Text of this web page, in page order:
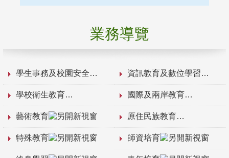
業務導覽
學生事務及校園安全 資訊教育及數位學習
學校衛生教育 國際及兩岸教育
藝術教育 原住民族教育
特殊教育 師資培育